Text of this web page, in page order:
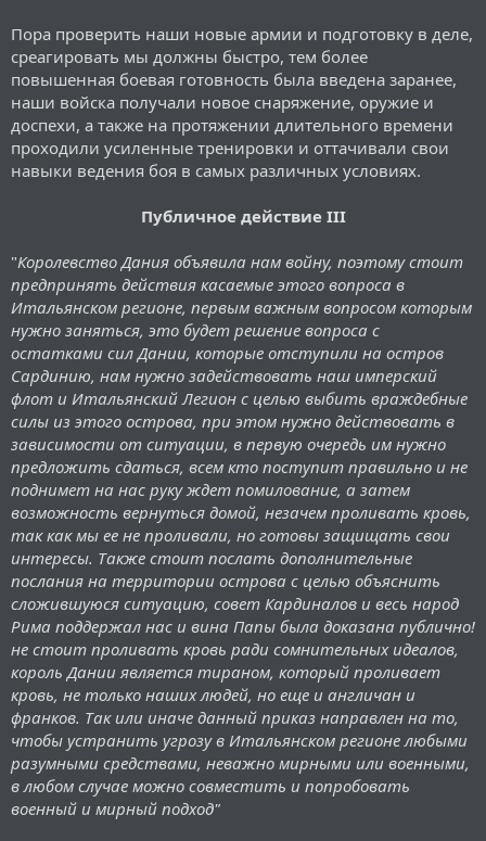
Пора проверить наши новые армии и подготовку в деле,
среагировать мы должны быстро, тем более
повышенная боевая готовность была введена заранее,
наши войска получали новое снаряжение, оружие и
доспехи, а также на протяжении длительного времени
проходили усиленные тренировки и оттачивали свои
навыки ведения боя в самых различных условиях.
Публичное действие III
"Королевство Дания объявила нам войну, поэтому стоит
предпринять действия касаемые этого вопроса в
Итальянском регионе, первым важным вопросом которым
нужно заняться, это будет решение вопроса с
остатками сил Дании, которые отступили на остров
Сардинию, нам нужно задействовать наш имперский
флот и Итальянский Легион с целью выбить враждебные
силы из этого острова, при этом нужно действовать в
зависимости от ситуации, в первую очередь им нужно
предложить сдаться, всем кто поступит правильно и не
поднимет на нас руку ждет помилование, а затем
возможность вернуться домой, незачем проливать кровь,
так как мы ее не проливали, но готовы защищать свои
интересы. Также стоит послать дополнительные
послания на территории острова с целью объяснить
сложившуюся ситуацию, совет Кардиналов и весь народ
Рима поддержал нас и вина Папы была доказана публично!
не стоит проливать кровь ради сомнительных идеалов,
король Дании является тираном, который проливает
кровь, не только наших людей, но еще и англичан и
франков. Так или иначе данный приказ направлен на то,
чтобы устранить угрозу в Итальянском регионе любыми
разумными средствами, неважно мирными или военными,
в любом случае можно совместить и попробовать
военный и мирный подход"